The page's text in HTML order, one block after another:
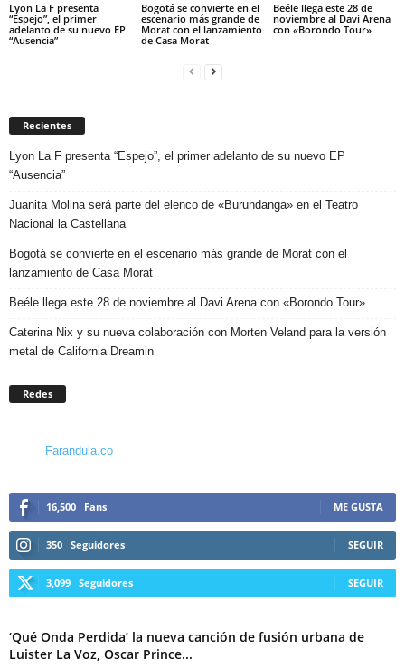
Lyon La F presenta
“Espejo”, el primer
adelanto de su nuevo EP
“Ausencia”
Bogotá se convierte en el
escenario más grande de
Morat con el lanzamiento
de Casa Morat
Beéle llega este 28 de
noviembre al Davi Arena
con «Borondo Tour»
Recientes
Lyon La F presenta “Espejo”, el primer adelanto de su nuevo EP
“Ausencia”
Juanita Molina será parte del elenco de «Burundanga» en el Teatro
Nacional la Castellana
Bogotá se convierte en el escenario más grande de Morat con el
lanzamiento de Casa Morat
Beéle llega este 28 de noviembre al Davi Arena con «Borondo Tour»
Caterina Nix y su nueva colaboración con Morten Veland para la versión
metal de California Dreamin
Redes
Farandula.co
16,500 Fans ME GUSTA
350 Seguidores SEGUIR
3,099 Seguidores SEGUIR
‘Qué Onda Perdida’ la nueva canción de fusión urbana de
Luister La Voz, Oscar Prince...